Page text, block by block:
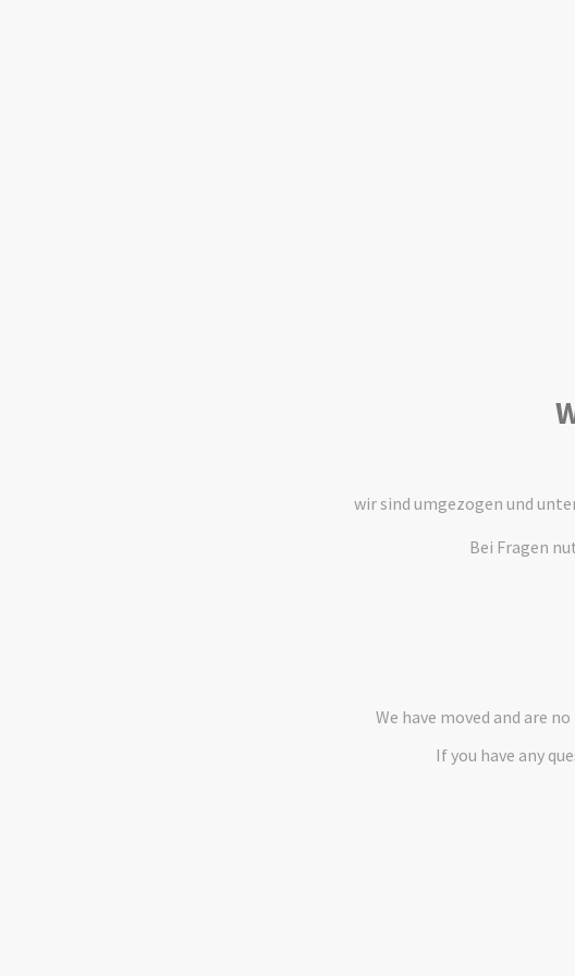
wir sind umgezogen und
Bei Fragen
We have moved and are
If you have any